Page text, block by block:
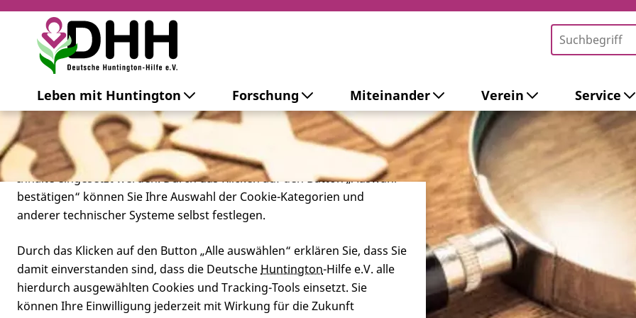
Leben mit Huntington Forschung Miteinander Verein Service
Cookie-Einstellungen
Diese Webseite setzt verschiedene Cookies und Tracking-Tools ein. Dies
beinhaltet Cookies und Tracking-Tools, die für den Betrieb der Webseite
technisch notwendig sind, die zu statistischen Zwecken sowie zur
besseren Bedienbarkeit der Webseite und zur Anzeige personalisierter
Inhalte eingesetzt werden. Durch das Klicken auf den Button „Auswahl
bestätigen“ können Sie Ihre Auswahl der Cookie-Kategorien und
anderer technischer Systeme selbst festlegen.
Durch das Klicken auf den Button „Alle auswählen“ erklären Sie, dass Sie
damit einverstanden sind, dass die DeutscheHuntington-Hilfe e.V. alle
hierdurch ausgewählten Cookies und Tracking-Tools einsetzt. Sie
können Ihre Einwilligung jederzeit mit Wirkung für die Zukunft